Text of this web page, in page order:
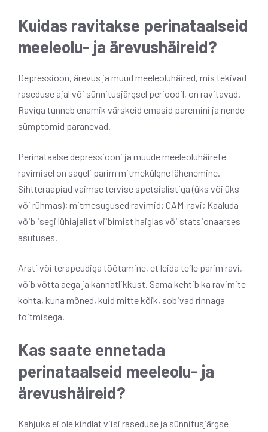
Kuidas ravitakse perinataalseid
meeleolu- ja ärevushäireid?
Depressioon, ärevus ja muud meeleoluhäired, mis tekivad
raseduse ajal või sünnitusjärgsel perioodil, on ravitavad.
Raviga tunneb enamik värskeid emasid paremini ja nende
sümptomid paranevad.
Perinataalse depressiooni ja muude meeleoluhäirete
ravimisel on sageli parim mitmekülgne lähenemine.
Sihtteraapiad vaimse tervise spetsialistiga (üks või üks
või rühmas); mitmesugused ravimid; CAM-ravi; Kaaluda
võib isegi lühiajalist viibimist haiglas või statsionaarses
asutuses.
Arsti või terapeudiga töötamine, et leida teile parim ravi,
võib võtta aega ja kannatlikkust. Sama kehtib ka ravimite
kohta, kuna mõned, kuid mitte kõik, sobivad rinnaga
toitmisega.
Kas saate ennetada
perinataalseid meeleolu- ja
ärevushäireid?
Kahjuks ei ole kindlat viisi raseduse ja sünnitusjärgse